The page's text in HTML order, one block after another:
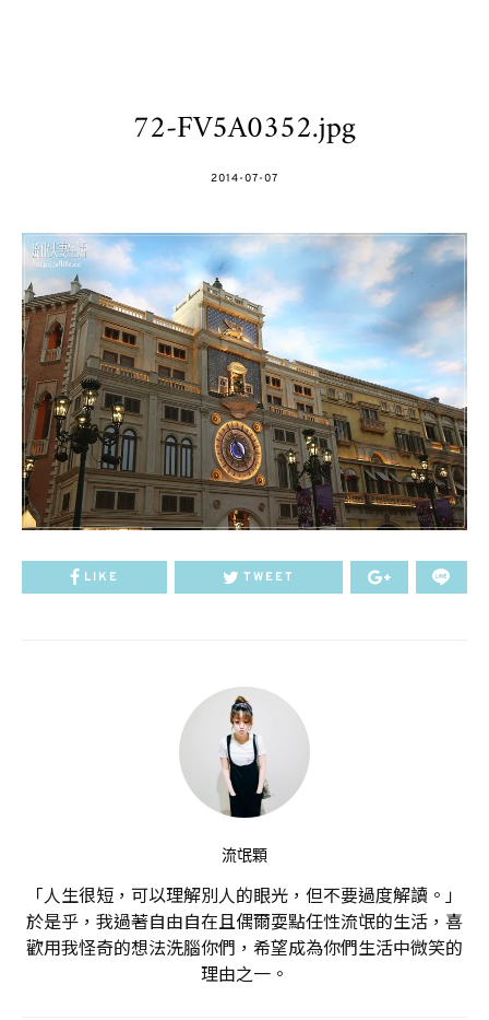
72-FV5A0352.jpg
POSTED
2014-07-07
LIKE TWEET
流氓顆
「人生很短，可以理解別人的眼光，但不要過度解讀。」
於是乎，我過著自由自在且偶爾耍點任性流氓的生活，喜
歡用我怪奇的想法洗腦你們，希望成為你們生活中微笑的
理由之一。